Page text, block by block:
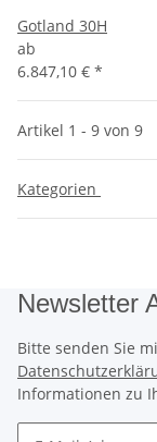
Gotland 30H
ab
6.847,10 € *
Artikel 1 - 9 von 9
Kategorien
Newsletter
Bitte senden Sie
Informationen zu